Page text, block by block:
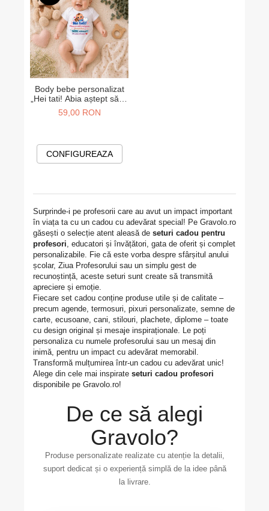
Body bebe personalizat
„Hei tati! Abia aștept să te
cunosc” – cadou anunț
sarcină
59,00 RON
CONFIGUREAZA
Surprinde-i pe profesorii care au avut un impact important
în viața ta cu un cadou cu adevărat special! Pe Gravolo.ro
găsești o selecție atent aleasă de seturi cadou pentru
profesori , educatori și învățători, gata de oferit și complet
personalizabile. Fie că este vorba despre sfârșitul anului
școlar, Ziua Profesorului sau un simplu gest de
recunoștință, aceste seturi sunt create să transmită
apreciere și emoție.
Fiecare set cadou conține produse utile și de calitate –
precum agende, termosuri, pixuri personalizate, semne de
carte, ecusoane, cani, stilouri, plachete, diplome – toate
cu design original și mesaje inspiraționale. Le poți
personaliza cu numele profesorului sau un mesaj din
inimă, pentru un impact cu adevărat memorabil.
Transformă mulțumirea într-un cadou cu adevărat unic!
Alege din cele mai inspirate seturi cadou profesori
disponibile pe Gravolo.ro!
De ce să alegi
Gravolo?
Produse personalizate realizate cu atenție la detalii,
suport dedicat și o experiență simplă de la idee până
la livrare.